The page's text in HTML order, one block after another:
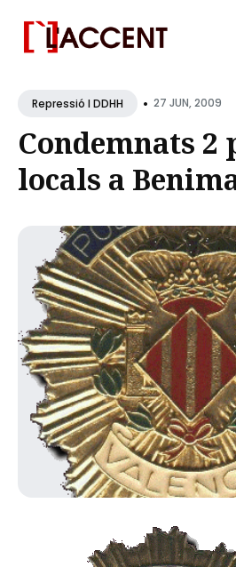
forRepressió I DDHH • 27 JUN, 2009
Condemnats 2
locals a